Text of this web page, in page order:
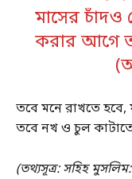
মাসের চাঁদও
করার আগে
তবে মনে রাখতে
তবে নখ ও চুল
(তথ্যসূত্র: সহিহ